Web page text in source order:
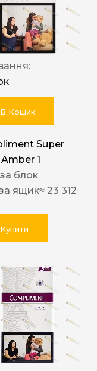
В Кошик
Super
1
за блок
ящик≈ 23 312
Купити